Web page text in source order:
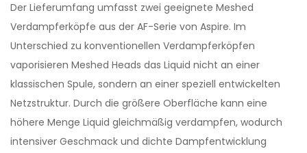
Der Lieferumfang umfasst zwei geeignete Meshed
Verdampferköpfe aus der AF-Serie von Aspire. Im
Unterschied zu konventionellen Verdampferköpfen
vaporisieren Meshed Heads das Liquid nicht an einer
klassischen Spule, sondern an einer speziell entwickelten
Netzstruktur. Durch die größere Oberfläche kann eine
höhere Menge Liquid gleichmäßig verdampfen, wodurch
intensiver Geschmack und dichte Dampfentwicklung